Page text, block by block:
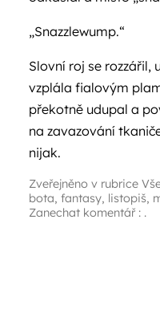
„Snazzlewump.“
Slovní roj se rozzářil,
vzplála fialovým
překotně udupal a
na zavazování
nijak.
Zveřejněno v rubrice
bota, fantasy, listopiš,
Zanechat komentář : .